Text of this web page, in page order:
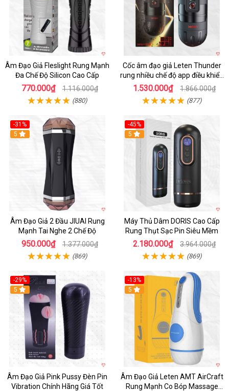
Âm Đạo Giả Fleslight Rung Mạnh
Đa Chế Độ Silicon Cao Cấp
770.000₫ 1.116.000₫
(880)
Cốc âm đạo giả Leten Thunder
rung nhiều chế độ app điều khiển
tiện lợi
1.530.000₫ 1.866.000₫
(877)
-31%
5
Âm Đạo Giả 2 Đầu JIUAI Rung
Mạnh Tai Nghe 2 Chế Độ
950.000₫ 1.377.000₫
(869)
-45%
Hot
5
Máy Thủ Dâm DORIS Cao Cấp
Rung Thụt Sạc Pin Siêu Mềm
2.180.000₫ 3.964.000₫
(869)
-29%
5
Âm Đạo Giả Pink Pussy Đèn Pin
Vibration Chính Hãng Giá Tốt
-13%
5
Âm Đạo Giả Leten AMT AirCraft
Rung Mạnh Co Bóp Massage